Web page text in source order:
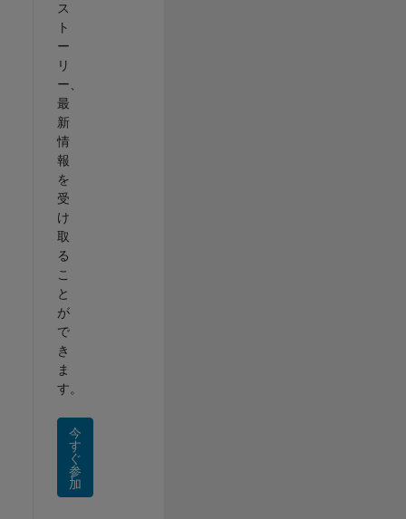
ス
ト
ー
リ
ー、
最
新
情
報
を
受
け
取
る
こ
と
が
で
き
ま
す。
今
す
ぐ
参
加